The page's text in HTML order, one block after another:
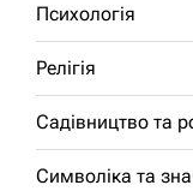
Психологія
Релігія
Садівництво та
Символіка та